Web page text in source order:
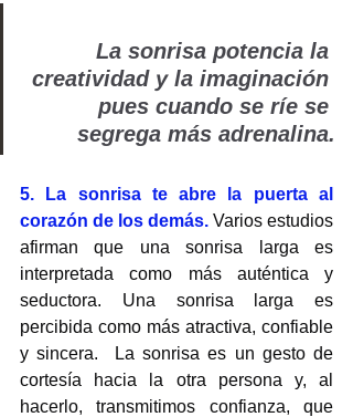
La sonrisa potencia la
creatividad y la imaginación
pues cuando se ríe se
segrega más adrenalina.
5. La sonrisa te abre la puerta al
corazón de los demás. Varios estudios
afirman que una sonrisa larga es
interpretada como más auténtica y
seductora. Una sonrisa larga es
percibida como más atractiva, confiable
y sincera.  La sonrisa es un gesto de
cortesía hacia la otra persona y, al
hacerlo, transmitimos confianza, que